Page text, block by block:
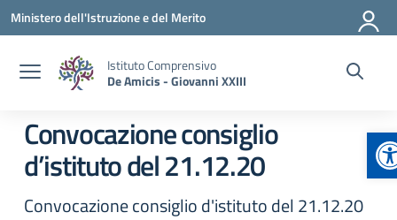
Vai ai contenuti
Vai al menu di navigazione
Vai al footer
Ministero dell'Istruzione e del Merito
Istituto Comprensivo
De Amicis - Giovanni XXIII
Convocazione consiglio
d’istituto del 21.12.20
Convocazione consiglio d'istituto del 21.12.20